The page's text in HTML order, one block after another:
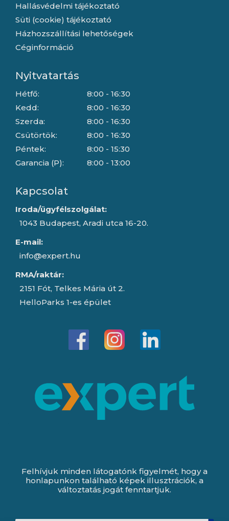
Hallásvédelmi tájékoztató
Süti (cookie) tájékoztató
Házhozszállítási lehetőségek
Céginformáció
Nyitvatartás
Hétfő:
Kedd:
Szerda:
Csütörtök:
Péntek:
Garancia (P):
8:00 - 16:30
8:00 - 16:30
8:00 - 16:30
8:00 - 16:30
8:00 - 15:30
8:00 - 13:00
Kapcsolat
Iroda/ügyfélszolgálat:
1043 Budapest, Aradi utca 16-20.
E-mail:
info@expert.hu
RMA/raktár:
2151 Fót, Telkes Mária út 2.
HelloParks 1-es épület
Felhívjuk minden látogatónk figyelmét, hogy a
honlapunkon található képek illusztrációk, a
változtatás jogát fenntartjuk.